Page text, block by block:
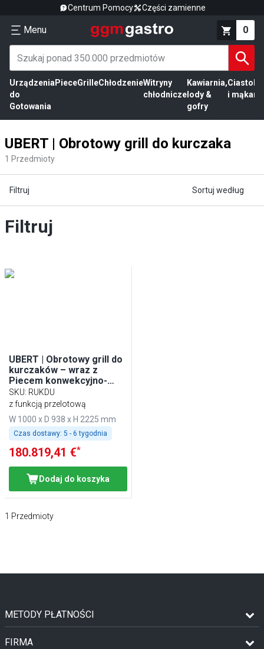
Centrum Pomocy Części zamienne
Menu 0
Urządzenia
do
Gotowania
PieceGrilleChłodzenieWitryny
chłodnicze
Kawiarnia,
lody &
gofry
Ciasto
i mąka
UBERT | Obrotowy grill do kurczaka
1 Przedmioty
Filtruj Sortuj według
Filtruj
UBERT | Obrotowy grill do
kurczaków – wraz z
Piecem konwekcyjno-
parowym CONVEX® 8x GN
1/1
SKU: RUKDU
z funkcją przelotową
W 1000 x D 938 x H 2225 mm
Czas dostawy: 5 - 6 tygodnia
180.819,41 €*
Dodaj do koszyka
1 Przedmioty
METODY PŁATNOŚCI
FIRMA